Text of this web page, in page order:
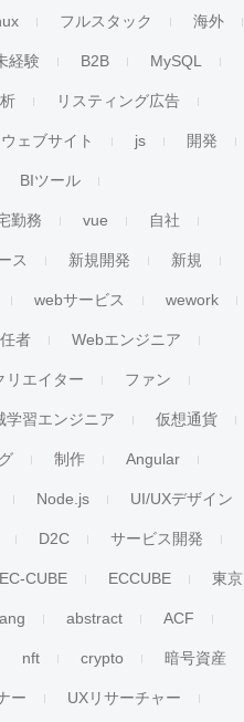
フルスタック 海外
経験 B2B MySQL
リスティング広告
ウェブサイト js 開発
BIツール
勤務 vue 自社
ス 新規開発 新規
webサービス wework
者 Webエンジニア
リエイター ファン
学習エンジニア 仮想通貨
制作 Angular
Node.js UI/UXデザイン
D2C サービス開発
EC-CUBE ECCUBE 東京
abstract ACF
nft crypto 暗号資産
ー UXリサーチャー